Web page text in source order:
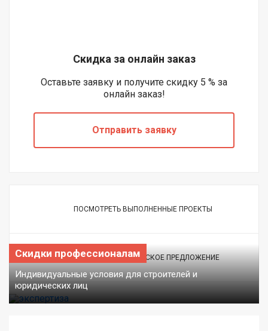
Скидка за онлайн заказ
Оставьте заявку и получите скидку 5 % за
онлайн заказ!
Отправить заявку
ПОСМОТРЕТЬ ВЫПОЛНЕННЫЕ ПРОЕКТЫ
ПОЛУЧИТЬ КОММЕРЧЕСКОЕ ПРЕДЛОЖЕНИЕ
Скидки профессионалам
Индивидуальные условия для строителей и
юридических лиц